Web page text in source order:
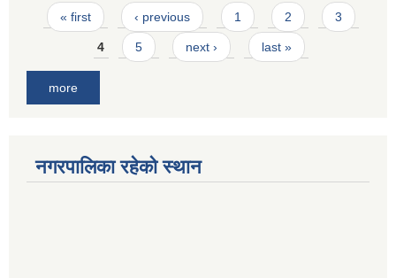
Pages
« first ‹ previous 1 2 3
4 5 next › last »
more
नगरपालिका रहेको स्थान